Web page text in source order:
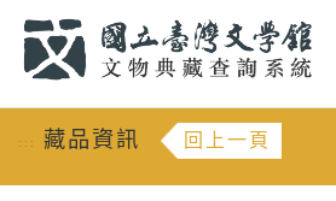
::: 藏品資訊 回上一頁